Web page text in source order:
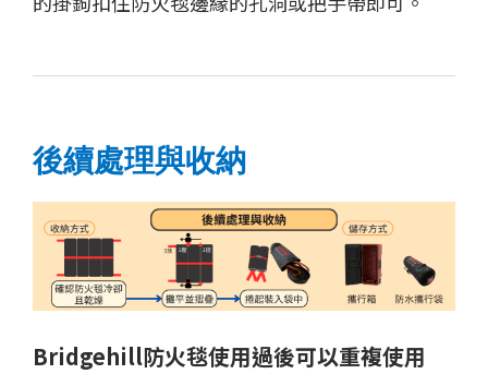
後續處理與收納
Bridgehill防火毯使用過後可以重複使用